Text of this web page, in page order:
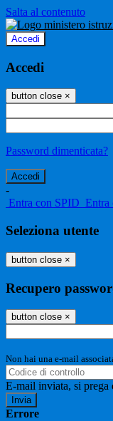
Salta al contenuto
Accedi
Accedi
button close ×
Password dimenticata?
-
Entra con SPID Entra
Seleziona utente
button close ×
Recupero
button close ×
Non hai una e-mail
E-mail inviata, si prega
Errore